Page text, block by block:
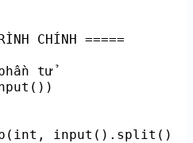
CHÍNH =====
tử
input().split()))